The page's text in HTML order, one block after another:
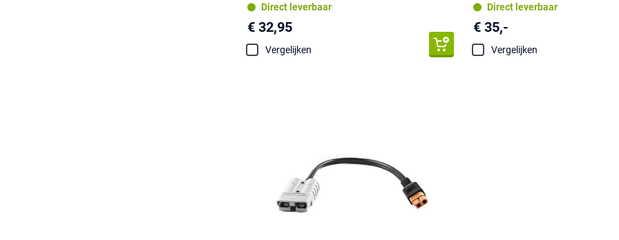
Direct leverbaar
€ 32,95
Vergelijken
Direct leverbaar
€ 35,-
Vergelijken